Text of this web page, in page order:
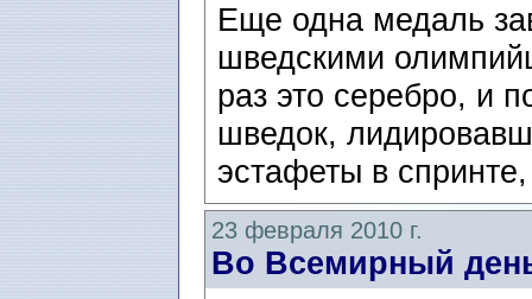
Еще одна медаль
шведскими
раз это серебро, и
шведок,
эстафеты в
23 февраля 2010 г.
Во Всемирный